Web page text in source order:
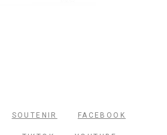
SOUTENIR FACEBOOK